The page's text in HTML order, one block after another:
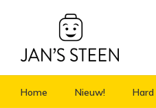
Home Nieuw! Hard